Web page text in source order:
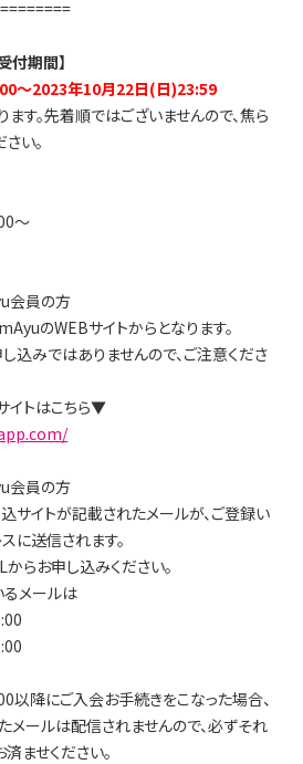
付期間】
～2023年10月22日(日)23:59
す。先着順ではございませんので、焦ら
い。
～
会員の方
のWEBサイトからとなります。
込みではありませんので、ご注意くださ
イトはこちら▼
会員の方
サイトが記載されたメールが、ご登録い
に送信されます。
らお申し込みください。
るメールは
降にご入会お手続きをこなった場合、
ールは配信されませんので、必ずそれ
ませください。